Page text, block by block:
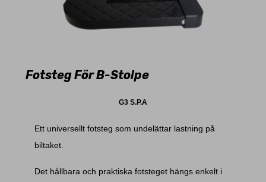
Fotsteg För B-Stolpe
G3 S.P.A
Ett universellt fotsteg som undelättar lastning på
biltaket.
Det hållbara och praktiska fotsteget hängs enkelt i